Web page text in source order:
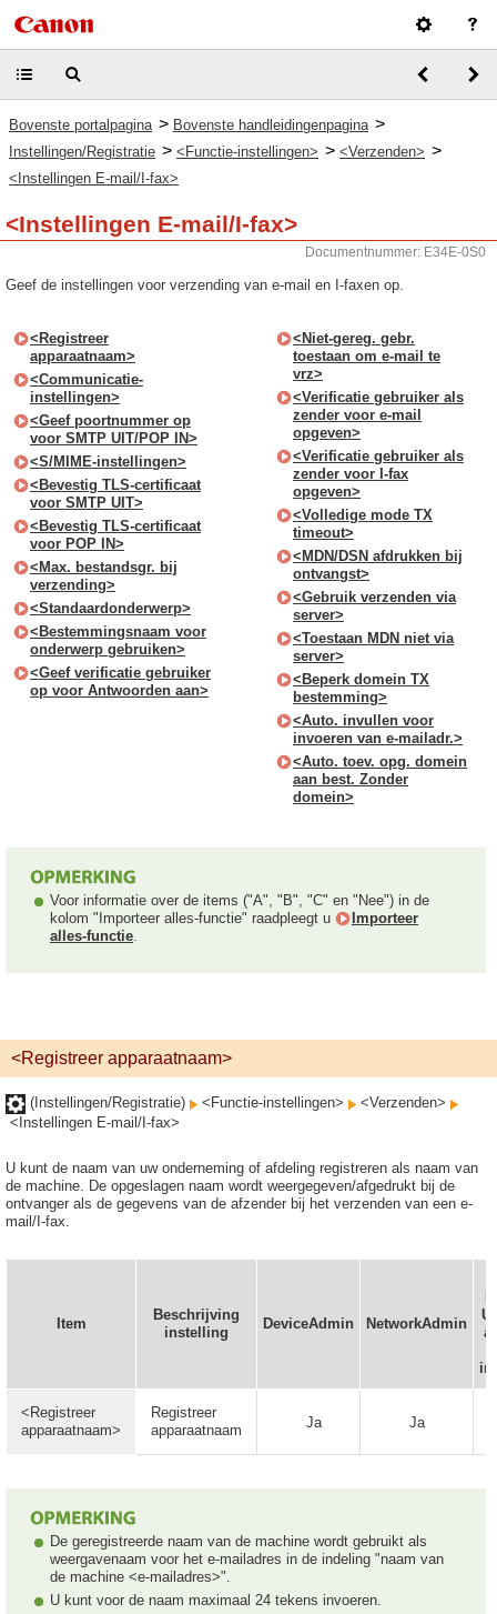
Bovenste portalpagina > Bovenste handleidingenpagina >
Instellingen/Registratie > <Functie-instellingen> > <Verzenden> >
<Instellingen E-mail/I-fax>
<Instellingen E-mail/I-fax>
Documentnummer: E34E-0S0
Geef de instellingen voor verzending van e-mail en I-faxen op.
<Registreer
apparaatnaam>
<Communicatie-
instellingen>
<Geef poortnummer op
voor SMTP UIT/POP IN>
<S/MIME-instellingen>
<Bevestig TLS-certificaat
voor SMTP UIT>
<Bevestig TLS-certificaat
voor POP IN>
<Max. bestandsgr. bij
verzending>
<Standaardonderwerp>
<Bestemmingsnaam voor
onderwerp gebruiken>
<Geef verificatie gebruiker
op voor Antwoorden aan>
<Niet-gereg. gebr.
toestaan om e-mail te
vrz>
<Verificatie gebruiker als
zender voor e-mail
opgeven>
<Verificatie gebruiker als
zender voor I-fax
opgeven>
<Volledige mode TX
timeout>
<MDN/DSN afdrukken bij
ontvangst>
<Gebruik verzenden via
server>
<Toestaan MDN niet via
server>
<Beperk domein TX
bestemming>
<Auto. invullen voor
invoeren van e-mailadr.>
<Auto. toev. opg. domein
aan best. Zonder
domein>
Voor informatie over de items ("A", "B", "C" en "Nee") in de
kolom "Importeer alles-functie" raadpleegt u
Importeer
alles-functie.
<Registreer apparaatnaam>
(Instellingen/Registratie) <Functie-instellingen>
<Verzenden>
<Instellingen E-mail/I-fax>
U kunt de naam van uw onderneming of afdeling registreren als naam van
de machine. De opgeslagen naam wordt weergegeven/afgedrukt bij de
ontvanger als de gegevens van de afzender bij het verzenden van een e-
mail/I-fax.
Item
Beschrijving
instelling
DeviceAdmin NetworkAdmin
<Registreer
apparaatnaam>
Registreer
apparaatnaam
Ja Ja
De geregistreerde naam van de machine wordt gebruikt als
weergavenaam voor het e-mailadres in de indeling "naam van
de machine <e-mailadres>".
U kunt voor de naam maximaal 24 tekens invoeren.